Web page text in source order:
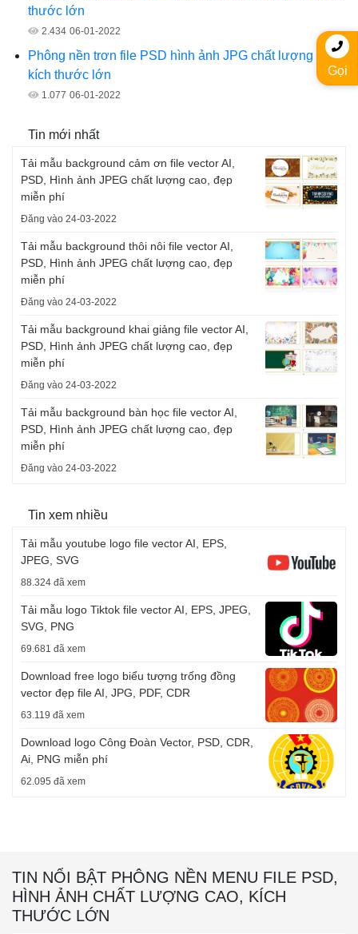
thước lớn
2.434 06-01-2022
Phông nền trơn file PSD hình ảnh JPG chất lượng cao,
kích thước lớn
1.077 06-01-2022
Tin mới nhất
Tải mẫu background cảm ơn file vector AI,
PSD, Hình ảnh JPEG chất lượng cao, đẹp
miễn phí
Đăng vào 24-03-2022
Tải mẫu background thôi nôi file vector AI,
PSD, Hình ảnh JPEG chất lượng cao, đẹp
miễn phí
Đăng vào 24-03-2022
Tải mẫu background khai giảng file vector AI,
PSD, Hình ảnh JPEG chất lượng cao, đẹp
miễn phí
Đăng vào 24-03-2022
Tải mẫu background bàn học file vector AI,
PSD, Hình ảnh JPEG chất lượng cao, đẹp
miễn phí
Đăng vào 24-03-2022
Tin xem nhiều
Tải mẫu youtube logo file vector AI, EPS,
JPEG, SVG
88.324 đã xem
Tải mẫu logo Tiktok file vector AI, EPS, JPEG,
SVG, PNG
69.681 đã xem
Download free logo biểu tượng trống đồng
vector đẹp file AI, JPG, PDF, CDR
63.119 đã xem
Download logo Công Đoàn Vector, PSD, CDR,
Ai, PNG miễn phí
62.095 đã xem
TIN NỔI BẬT PHÔNG NỀN MENU FILE PSD,
HÌNH ẢNH CHẤT LƯỢNG CAO, KÍCH
THƯỚC LỚN
Gọi